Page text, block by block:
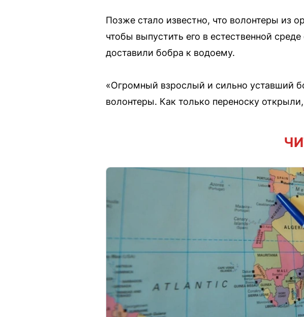
Позже стало известно, что волонтеры из
чтобы выпустить его в естественной
доставили бобра к водоему.
«Огромный взрослый и сильно уставший
волонтеры. Как только переноску